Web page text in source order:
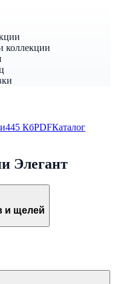
коллекции
445 КбPDFКаталог
Элегант
и щелей